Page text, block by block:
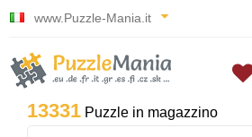
www.Puzzle-Mania.it
13331 Puzzle in magazzino